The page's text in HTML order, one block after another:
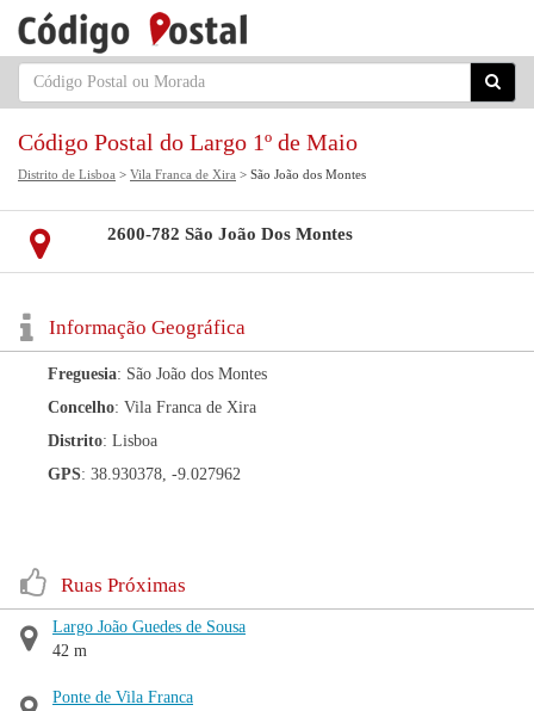
Código Postal do Largo 1º de Maio
Distrito de Lisboa > Vila Franca de Xira > São João dos Montes
2600-782 São João Dos Montes
Informação Geográfica
Freguesia: São João dos Montes
Concelho: Vila Franca de Xira
Distrito: Lisboa
GPS: 38.930378, -9.027962
Ruas Próximas
Largo João Guedes de Sousa
42 m
Ponte de Vila Franca